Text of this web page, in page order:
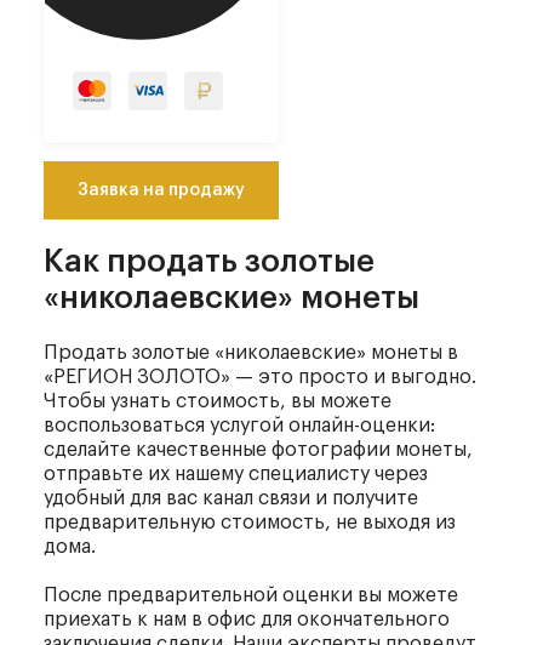
Заявка на продажу
Как продать золотые
«николаевские» монеты
Продать золотые «николаевские» монеты в
«РЕГИОН ЗОЛОТО» — это просто и выгодно.
Чтобы узнать стоимость, вы можете
воспользоваться услугой онлайн-оценки:
сделайте качественные фотографии монеты,
отправьте их нашему специалисту через
удобный для вас канал связи и получите
предварительную стоимость, не выходя из
дома.
После предварительной оценки вы можете
приехать к нам в офис для окончательного